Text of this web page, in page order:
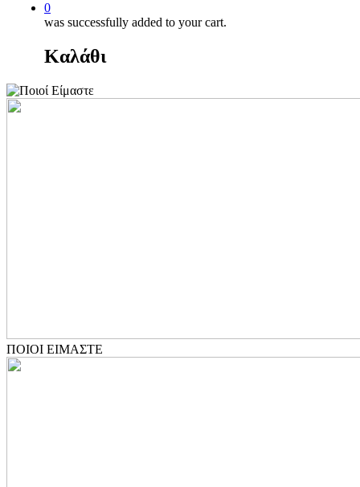
0
was successfully added to your cart.
Καλάθι
ΠΟΙΟΙ ΕΙΜΑΣΤΕ